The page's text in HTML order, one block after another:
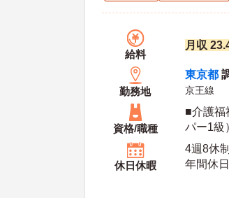
給料
月収
勤務地
東京都
京王線
資格/職種
■介護福
パー1級
休日休暇
4週8休
年間休日日数：